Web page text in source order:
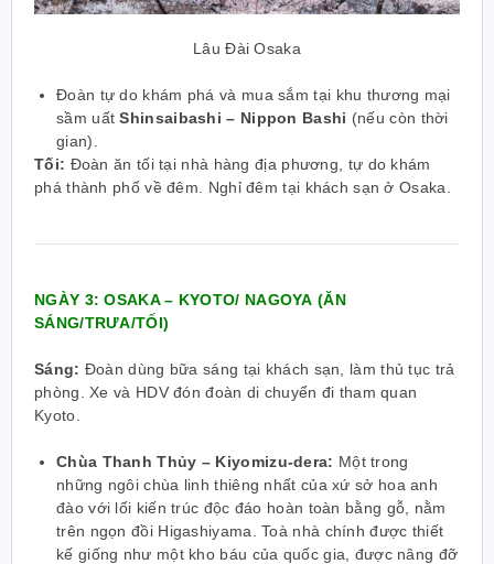
Lâu Đài Osaka
Đoàn tự do khám phá và mua sắm tại khu thương mại
sầm uấtShinsaibashi – Nippon Bashi (nếu còn thời
gian).
Tối: Đoàn ăn tối tại nhà hàng địa phương, tự do khám
phá thành phố về đêm. Nghỉ đêm tại khách sạn ở Osaka.
NGÀY 3: OSAKA – KYOTO/ NAGOYA (ĂN
SÁNG/TRƯA/TỐI)
Sáng: Đoàn dùng bữa sáng tại khách sạn, làm thủ tục trả
phòng. Xe và HDV đón đoàn di chuyển đi tham quan
Kyoto.
Chùa Thanh Thủy – Kiyomizu-dera: Một trong
những ngôi chùa linh thiêng nhất của xứ sở hoa anh
đào với lối kiến trúc độc đáo hoàn toàn bằng gỗ, nằm
trên ngọn đồi Higashiyama. Toà nhà chính được thiết
kế giống như một kho báu của quốc gia, được nâng đỡ